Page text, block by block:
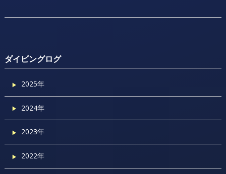
ダイビングログ
2025年
2024年
2023年
2022年